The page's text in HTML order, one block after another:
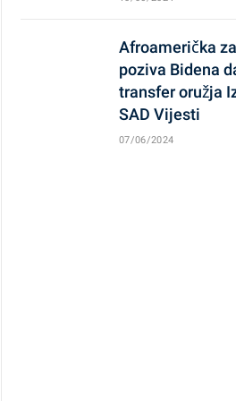
Afroamerička
poziva Bidena
transfer oružja
SAD Vijesti
07/06/2024